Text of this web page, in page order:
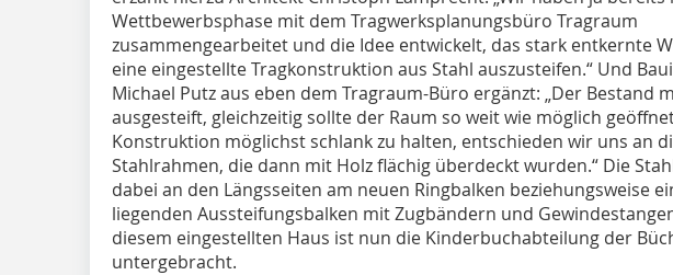
Wettbewerbsphase mit dem Tragwerksplanungsbüro Tragraum
zusammengearbeitet und die Idee entwickelt, das stark entkernte
eine eingestellte Tragkonstruktion aus Stahl auszusteifen.“ Und
Michael Putz aus eben dem Tragraum-Büro ergänzt: „Der Bestand
ausgesteift, gleichzeitig sollte der Raum so weit wie möglich
Konstruktion möglichst schlank zu halten, entschieden wir uns an
Stahlrahmen, die dann mit Holz flächig überdeckt wurden.“ Die
dabei an den Längsseiten am neuen Ringbalken beziehungsweise
liegenden Aussteifungsbalken mit Zugbändern und
diesem eingestellten Haus ist nun die Kinderbuchabteilung der
untergebracht.